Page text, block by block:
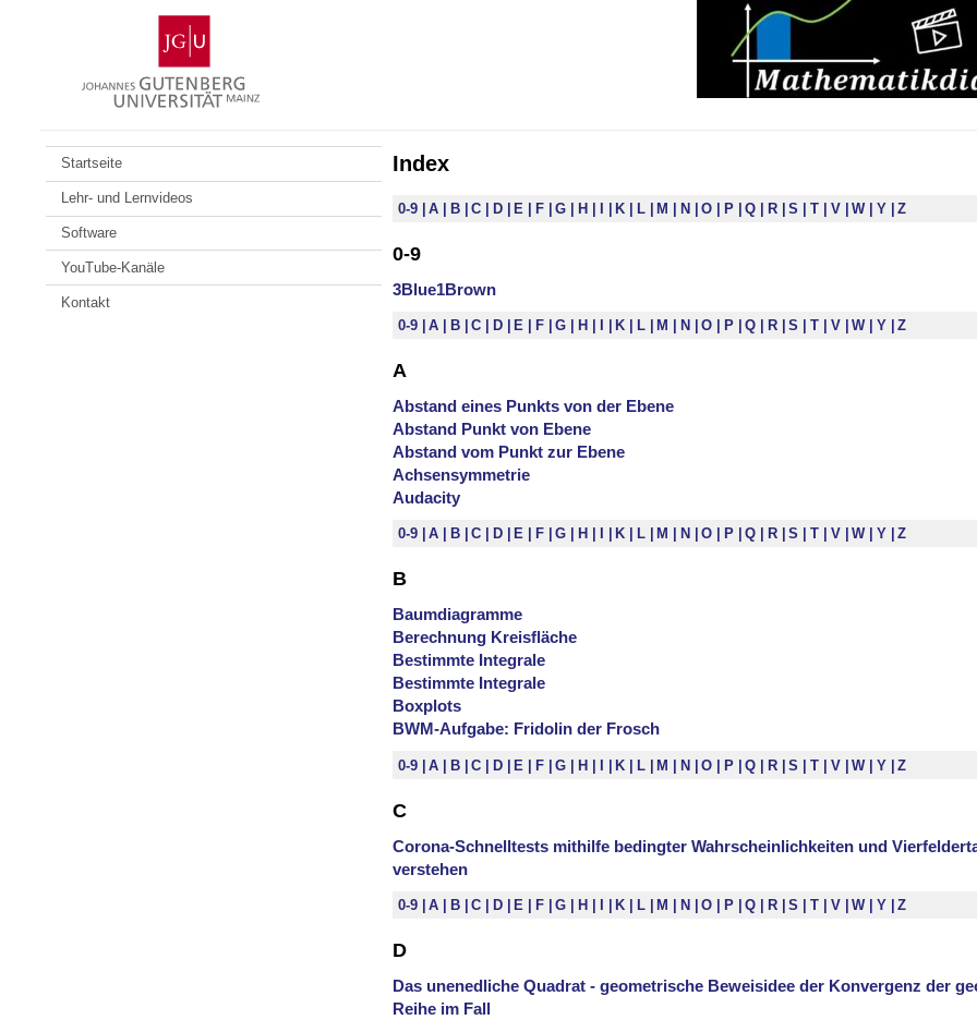
Gutenberg-
Universität
Mainz
Startseite
Lehr- und Lernvideos
Software
YouTube-Kanäle
Kontakt
Index
0-9 A B C D E F G H I K L M N O P Q R S T V W Y Z
0-9
3Blue1Brown
0-9 A B C D E F G H K L M N O P Q R S T V W Y Z
A
Abstand eines Punkts von der Ebene
Abstand Punkt von Ebene
Abstand vom Punkt zur Ebene
Achsensymmetrie
Audacity
0-9 A B C D E F G H K L M N O P Q R S T V W Y Z
B
Baumdiagramme
Berechnung Kreisfläche
Bestimmte Integrale
Bestimmte Integrale
Boxplots
BWM-Aufgabe: Fridolin der Frosch
0-9 A B C D E F G H I K L M N O P Q R S T V W Y Z
C
Corona-Schnelltests mithilfe bedingter Wahrscheinlichkeiten und
verstehen
0-9 A B C D E F G H K L M N O P Q R S T V W Y Z
D
Das unenedliche Quadrat - geometrische Beweisidee der Konvergenz der
Reihe im Fall